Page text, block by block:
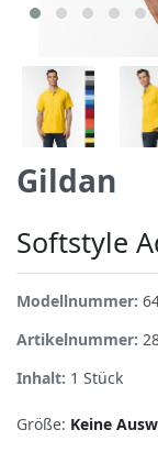
Gildan
Softstyle
Modellnummer:
Artikelnummer:
Inhalt: 1 Stück
Größe: Keine